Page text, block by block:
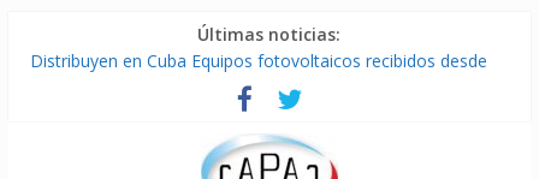
Últimas noticias:
Distribuyen en Cuba Equipos fotovoltaicos recibidos desde
La ONU condena medidas de EE.UU contra Cuba
Cuba alerta sobre doctrina militar de dominación de EEUU
Nuevas sanciones de EEUU contra Cuba apuntan a la